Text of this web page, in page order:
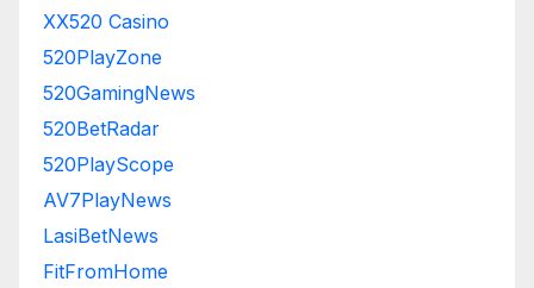
XX520 Casino
520PlayZone
520GamingNews
520BetRadar
520PlayScope
AV7PlayNews
LasiBetNews
FitFromHome